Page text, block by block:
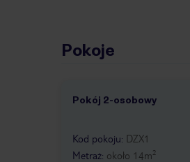
Pokoje
Pokój 2-osobowy
1 / 1
Kod pokoju: DZX1
Metraż: około 14m2